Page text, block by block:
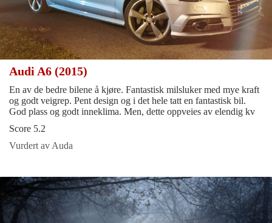
Audi A6 (2015)
En av de bedre bilene å kjøre. Fantastisk milsluker med mye kraft
og godt veigrep. Pent design og i det hele tatt en fantastisk bil.
God plass og godt inneklima. Men, dette oppveies av elendig kv
Score 5.2
Vurdert av Auda